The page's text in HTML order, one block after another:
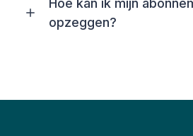
Hoe kan ik mijn
opzeggen?